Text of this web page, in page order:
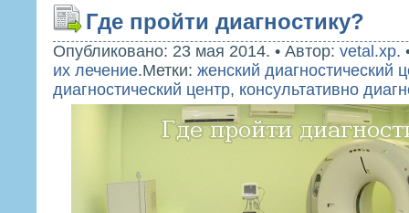
Где пройти диагностику?
Опубликовано: 23 мая 2014. • Автор: vetal.xp.
их лечение.Метки: женский диагностический
диагностический центр, консультативно